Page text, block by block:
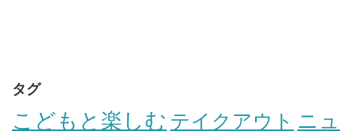
タグ
こどもと楽しむ テイクアウト ニュ